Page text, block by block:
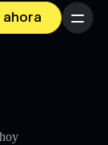
ahora Menú